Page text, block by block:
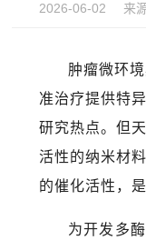
2026-06-02 来
肿瘤微环
准治疗提供特
研究热点。但
活性的纳米材
的催化活性，
为开发多